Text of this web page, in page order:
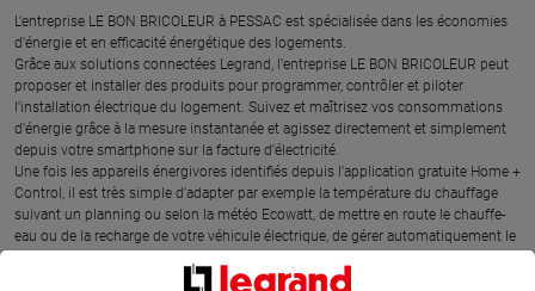
L'entreprise LE BON BRICOLEUR à PESSAC est spécialisée dans les économies
d'énergie et en efficacité énergétique des logements.
Grâce aux solutions connectées Legrand, l'entreprise LE BON BRICOLEUR peut
proposer et installer des produits pour programmer, contrôler et piloter
l'installation électrique du logement. Suivez et maîtrisez vos consommations
d'énergie grâce à la mesure instantanée et agissez directement et simplement
depuis votre smartphone sur la facture d'électricité.
Une fois les appareils énergivores identifiés depuis l'application gratuite Home +
Control, il est très simple d'adapter par exemple la température du chauffage
suivant un planning ou selon la météo Ecowatt, de mettre en route le chauffe-
eau ou de la recharge de votre véhicule électrique, de gérer automatiquement le
pleinement des heures creuses. La programmation de la mise en marche des